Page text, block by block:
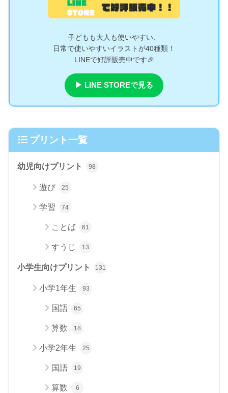
子どもも大人も使いやすい、
日常で使いやすいイラストが40種類！
LINEで好評販売中です🎉
▶ LINE STOREで見る
プリント一覧
幼児向けプリント 98
遊び 25
学習 74
ことば 61
すうじ 13
小学生向けプリント 131
小学1年生 93
国語 65
算数 18
小学2年生 25
国語 19
算数 6